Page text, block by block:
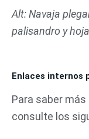
Alt: Navaja
palisandro y
Enlaces internos
Para saber
consulte los